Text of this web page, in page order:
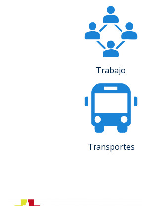
Trabajo
Transportes